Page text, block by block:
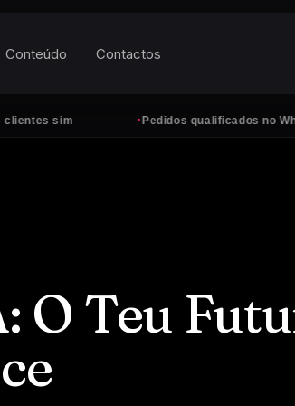
sim Pedidos qualificados no
Conteúdo Contactos
O Teu